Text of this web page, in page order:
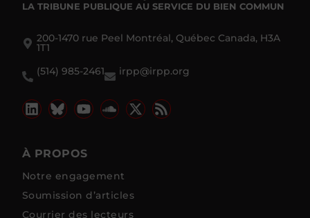
LA TRIBUNE PUBLIQUE AU SERVICE DU BIEN COMMUN
200-1470 rue Peel Montréal, Québec Canada, H3A
1T1
(514) 985-2461
irpp@irpp.org
À PROPOS
Notre engagement
Soumission d’articles
Courrier des lecteurs